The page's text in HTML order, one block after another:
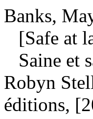
Banks,
[Safe at
Saine et
Robyn
éditions,